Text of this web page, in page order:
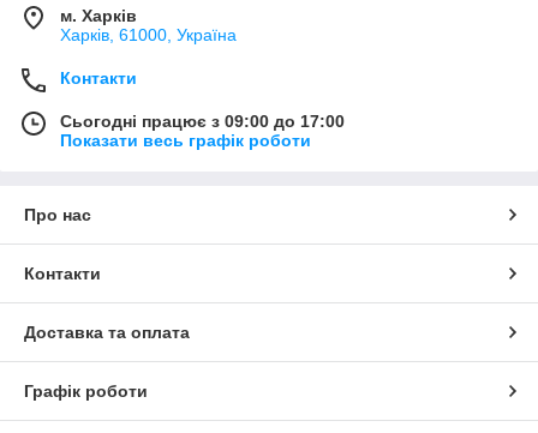
м. Харків
Харків, 61000, Україна
Контакти
Сьогодні працює з 09:00 до 17:00
Показати весь графік роботи
Про нас
Контакти
Доставка та оплата
Графік роботи